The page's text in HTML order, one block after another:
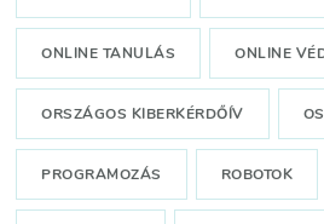
ONLINE TANULÁS ONLINE
ORSZÁGOS KIBERKÉRDŐÍV
PROGRAMOZÁS ROBOTOK